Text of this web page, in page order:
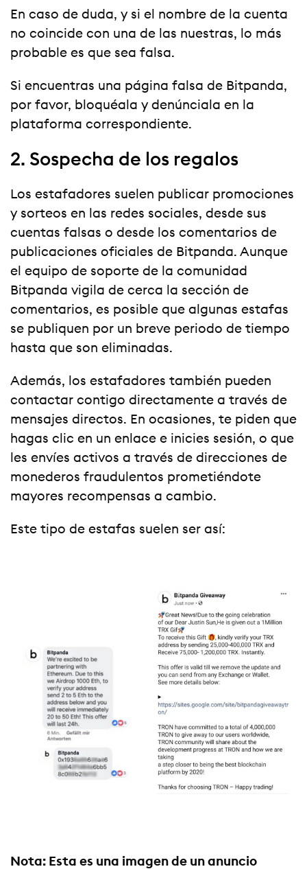
En caso de duda, y si el nombre de la cuenta
no coincide con una de las nuestras, lo más
probable es que sea falsa.
Si encuentras una página falsa de Bitpanda,
por favor, bloquéala y denúnciala en la
plataforma correspondiente.
2. Sospecha de los regalos
Los estafadores suelen publicar promociones
y sorteos en las redes sociales, desde sus
cuentas falsas o desde los comentarios de
publicaciones oficiales de Bitpanda. Aunque
el equipo de soporte de la comunidad
Bitpanda vigila de cerca la sección de
comentarios, es posible que algunas estafas
se publiquen por un breve periodo de tiempo
hasta que son eliminadas.
Además, los estafadores también pueden
contactar contigo directamente a través de
mensajes directos. En ocasiones, te piden que
hagas clic en un enlace e inicies sesión, o que
les envíes activos a través de direcciones de
monederos fraudulentos prometiéndote
mayores recompensas a cambio.
Este tipo de estafas suelen ser así:
Nota: Esta es una imagen de un anuncio